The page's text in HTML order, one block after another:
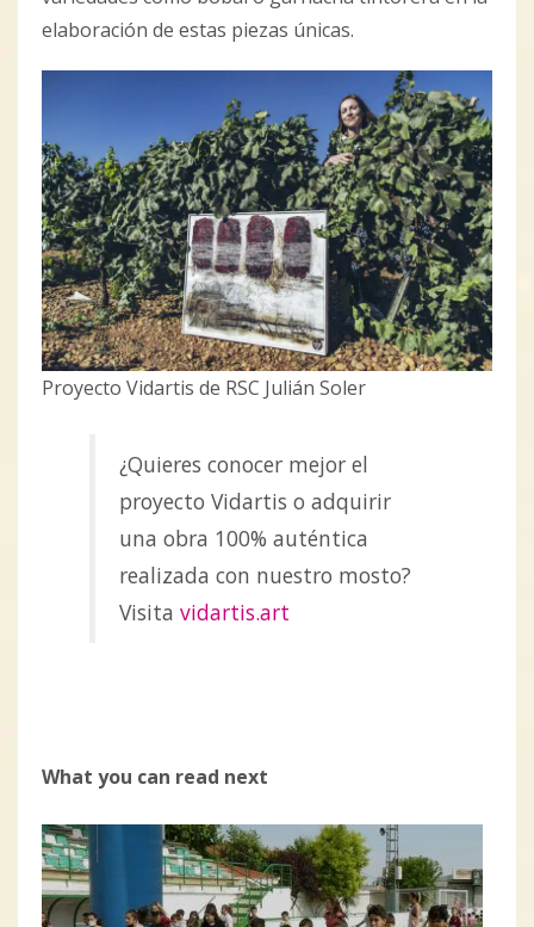
elaboración de estas piezas únicas.
Proyecto Vidartis de RSC Julián Soler
¿Quieres conocer mejor el
proyecto Vidartis o adquirir
una obra 100% auténtica
realizada con nuestro mosto?
Visita vidartis.art
What you can read next